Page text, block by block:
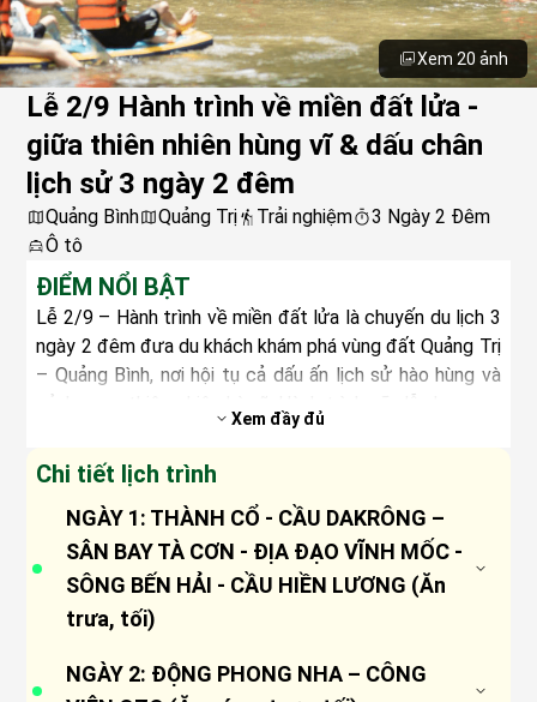
Xem 20 ảnh
Lễ 2/9 Hành trình về miền đất lửa -
giữa thiên nhiên hùng vĩ & dấu chân
lịch sử 3 ngày 2 đêm
Quảng Bình Quảng Trị Trải nghiệm
3 Ngày 2 Đêm
Ô tô
ĐIỂM NỔI BẬT
Lễ 2/9 – Hành trình về miền đất lửa là chuyến du lịch 3
ngày 2 đêm đưa du khách khám phá vùng đất Quảng Trị
– Quảng Bình, nơi hội tụ cả dấu ấn lịch sử hào hùng và
Cầu Hiền Lương – chứng nhân của thời đất nước chia
cắt, Sân bay Tà Cơn và Thành Cổ Quảng Trị – nơi khắc
sâu những trang sử oanh liệt, Địa đạo Vĩnh Mốc – kỳ
tích của ý chí kiên cường. Không chỉ đắm mình trong
lịch sử, du khách còn được chiêm ngưỡng vẻ đẹp tráng
lệ của Động Phong Nha, hòa mình vào thiên nhiên xanh
mát tại Công viên Ozo. Với sự kết hợp hài hòa giữa trải
nghiệm tri ân và khám phá, tour hứa hẹn mang đến một
kỳ nghỉ lễ vừa ý nghĩa, vừa trọn vẹn cảm xúc.
Xem đầy đủ
Chi tiết lịch trình
NGÀY 1: THÀNH CỔ - CẦU DAKRÔNG –
SÂN BAY TÀ CƠN - ĐỊA ĐẠO VĨNH MỐC -
SÔNG BẾN HẢI - CẦU HIỀN LƯƠNG (Ăn
trưa, tối)
05h30 – Xe và HDV Sovaba đón khách tại Đồng
Hới. Bắt đầu hành trình xuyên tuyến lửa lịch sử
NGÀY 2: ĐỘNG PHONG NHA – CÔNG